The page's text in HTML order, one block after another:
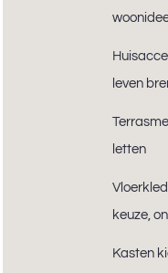
leven
letten
keuze,
Kasten